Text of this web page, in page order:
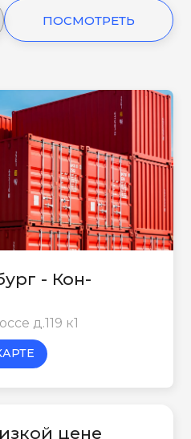
ПОСМОТРЕТЬ
- Кон-
д.119 к1
цене